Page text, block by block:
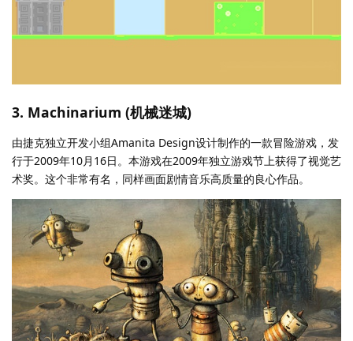
3. Machinarium (机械迷城)
由捷克独立开发小组Amanita Design设计制作的一款冒险游戏，发
行于2009年10月16日。本游戏在2009年独立游戏节上获得了视觉艺
术奖。这个非常有名，同样画面剧情音乐高质量的良心作品。